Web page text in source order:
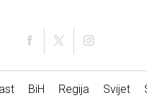
BiH Regija Svijet